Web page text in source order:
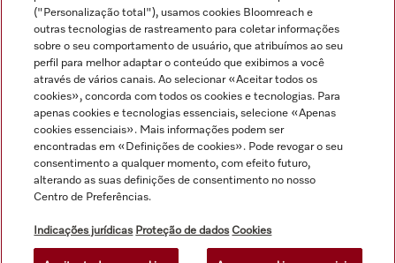
Navegação
Serviço
("Personalização total"), usamos cookies Bloomreach e
outras tecnologias de rastreamento para coletar informações
sobre o seu comportamento de usuário, que atribuímos ao seu
perfil para melhor adaptar o conteúdo que exibimos a você
através de vários canais. Ao selecionar «Aceitar todos os
cookies», concorda com todos os cookies e tecnologias. Para
apenas cookies e tecnologias essenciais, selecione «Apenas
cookies essenciais». Mais informações podem ser
encontradas em «Definições de cookies». Pode revogar o seu
consentimento a qualquer momento, com efeito futuro,
alterando as suas definições de consentimento no nosso
Centro de Preferências.
Indicações jurídicas Proteção de dados Cookies